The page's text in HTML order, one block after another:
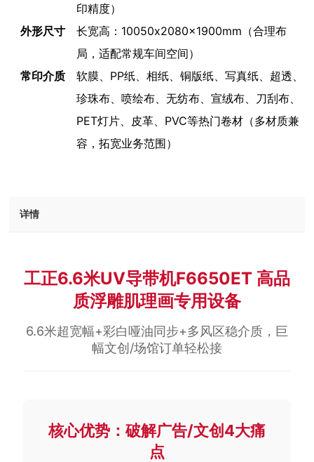
印精度）
外形尺寸
长宽高：10050x2080x1900mm（合理布
局，适配常规车间空间）
常印介质
软膜、 PP纸、相纸、铜版纸、写真纸、超透、
珍珠布、喷绘布、无纺布、宣绒布、刀刮布、
PET灯片、皮革、PVC等热门卷材（多材质兼
容，拓宽业务范围）
详情
工正6.6米UV导带机F6650ET 高品
质浮雕肌理画专用设备
6.6米超宽幅+彩白哑油同步+多风区稳介质，巨
幅文创/场馆订单轻松接
核心优势：破解广告/文创4大痛
点